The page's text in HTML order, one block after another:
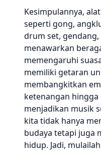
Kesimpulannya,
seperti gong,
drum set,
menawarkan
memengaruhi
memiliki getaran
membangkitkan
ketenangan
menjadikan musik
kita tidak hanya
budaya tetapi juga
hidup. Jadi,